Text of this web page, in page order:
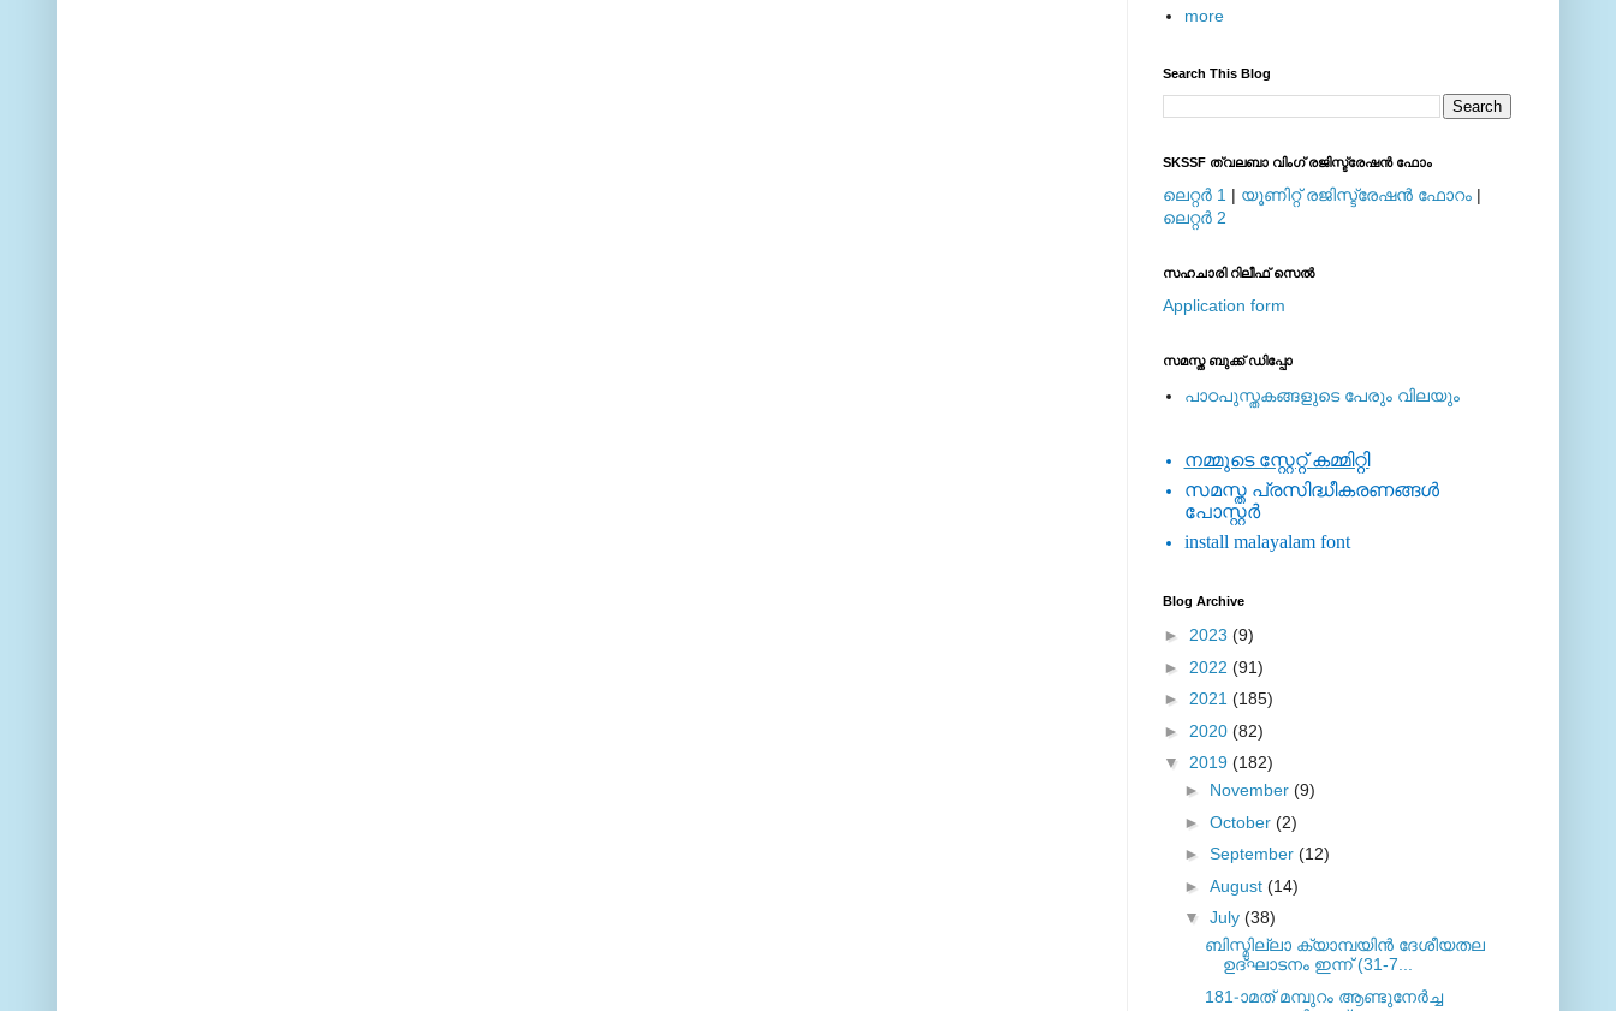
more
Search This Blog
SKSSF ത്വലബാ വിംഗ് രജിസ്ട്രേഷന്‍ ഫോം
ലെറ്റര്‍ 1 | യൂണിറ്റ് രജിസ്ട്രേഷന്‍ ഫോറം |
ലെറ്റര്‍ 2
സഹചാരി റിലീഫ് സെല്‍
Application form
സമസ്ത ബുക്ക് ഡിപ്പോ
പാഠപുസ്തകങ്ങളുടെ പേരും വിലയും
നമ്മുടെ സ്റ്റേറ്റ് കമ്മിറ്റി
സമസ്ത പ്രസിദ്ധീകരണങ്ങള്‍
പോസ്റ്റര്‍
install malayalam font
Blog Archive
► 2023 (9)
► 2022 (91)
► 2021 (185)
► 2020 (82)
▼ 2019 (182)
► November (9)
► October (2)
► September (12)
► August (14)
▼ July (38)
ബിസ്മില്ലാ ക്യാമ്പയിൻ ദേശീയതല
ഉദ്ഘാടനം ഇന്ന് (31-7...
181-ാമത് മമ്പുറം ആണ്ടുനേര്‍ച്ച